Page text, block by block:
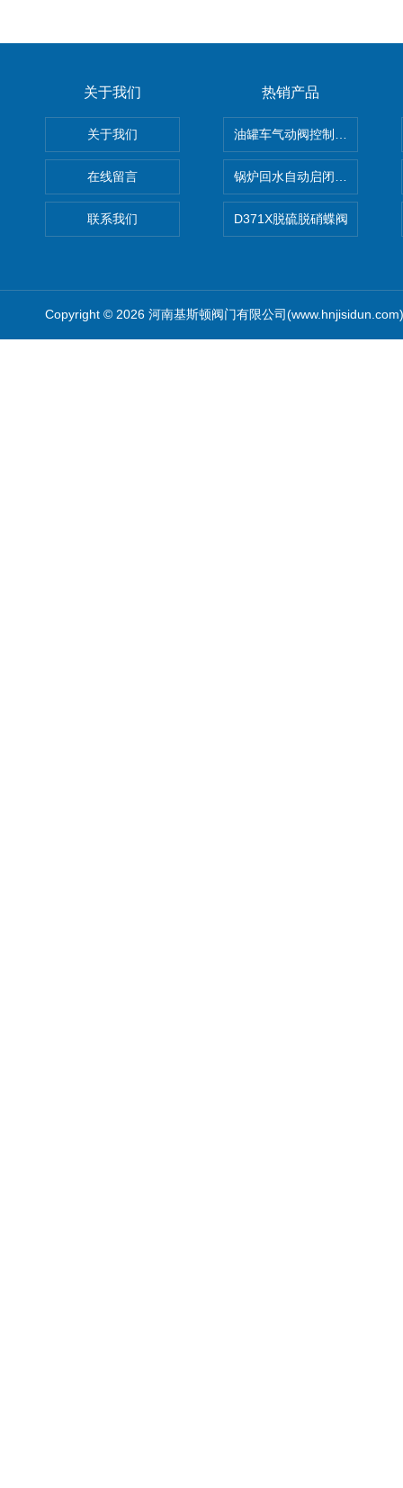
关于我们
关于我们
在线留言
联系我们
热销产品
油罐车气动阀控制气动组合
锅炉回水自动启闭阀KTH41X
D371X脱硫脱硝蝶阀
Copyright © 2026 河南基斯顿阀门有限公司